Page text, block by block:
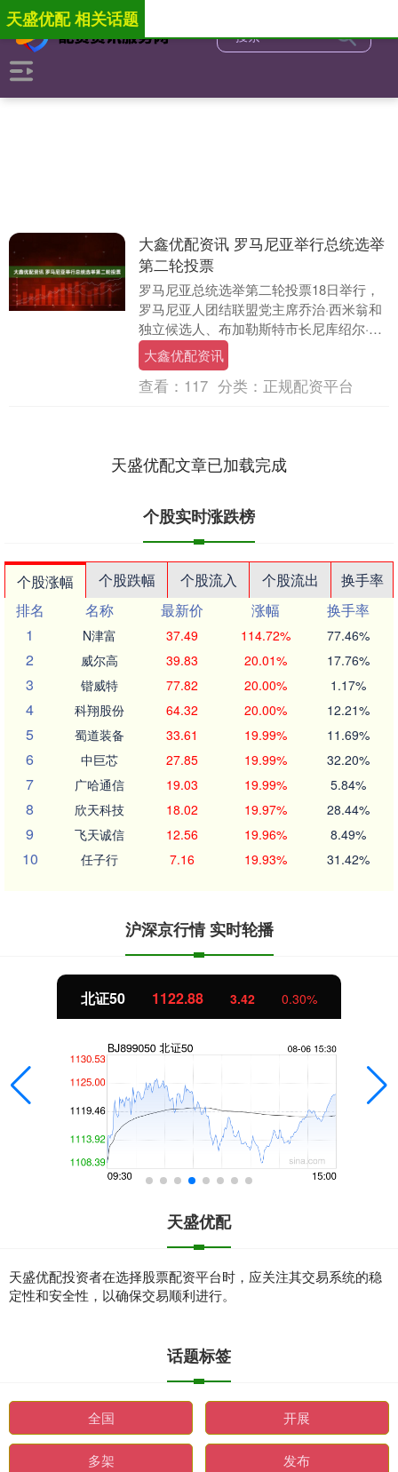
天盛优配 相关话题
大鑫优配资讯 罗马尼亚举行总统选举
第二轮投票
罗马尼亚总统选举第二轮投票18日举行，
罗马尼亚人团结联盟党主席乔治·西米翁和
独立候选人、布加勒斯特市长尼库绍尔·达
恩将角逐总统职位。投票于当天7时开始大
鑫优配资....
大鑫优配资讯
查看： 117 分类： 正规配资平台
天盛优配文章已加载完成
个股实时涨跌榜
个股涨幅 个股跌幅 个股流入 个股流出
换手率
排名
名称 最新价 涨幅
换手率
1
N津富 37.49 114.72% 77.46%
2 威尔高 39.83 20.01% 17.76%
3 锴威特 77.82 20.00% 1.17%
4 科翔股份 64.32 20.00% 12.21%
5 蜀道装备 33.61 19.99% 11.69%
6 中巨芯 27.85 19.99% 32.20%
7 广哈通信 19.03 19.99% 5.84%
8 欣天科技 18.02 19.97% 28.44%
9 飞天诚信 12.56 19.96% 8.49%
10 任子行 7.16 19.93% 31.42%
沪深京行情 实时轮播
北证50 1122.88 3.42 0.30%
天盛优配
天盛优配投资者在选择股票配资平台时，应关注其交易系统的稳
定性和安全性，以确保交易顺利进行。
话题标签
全国 开展
多架 发布